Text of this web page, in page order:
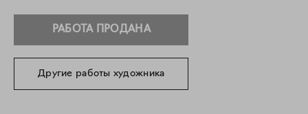
РАБОТА ПРОДАНА
Другие работы художника